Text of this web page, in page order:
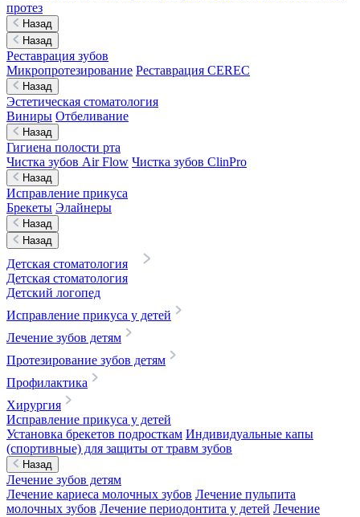
протез
Назад
Назад
Реставрация зубов
Микропротезирование Реставрация CEREC
Назад
Эстетическая стоматология
Виниры Отбеливание
Назад
Гигиена полости рта
Чистка зубов Air Flow Чистка зубов ClinPro
Назад
Исправление прикуса
Брекеты Элайнеры
Назад
Назад
Детская стоматология
Детская стоматология
Детский логопед
Исправление прикуса у детей
Лечение зубов детям
Протезирование зубов детям
Профилактика
Хирургия
Исправление прикуса у детей
Установка брекетов подросткам Индивидуальные капы
(спортивные) для защиты от травм зубов
Назад
Лечение зубов детям
Лечение кариеса молочных зубов Лечение пульпита
молочных зубов Лечение периодонтита у детей Лечение